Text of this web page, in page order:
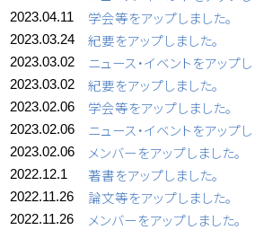
2023.04.11 学会等をアップしました。
2023.03.24 紀要をアップしました。
2023.03.02 ニュース・イベントをアップし
2023.03.02 紀要をアップしました。
2023.02.06 学会等をアップしました。
2023.02.06 ニュース・イベントをアップし
2023.02.06 メンバーをアップしました。
2022.12.1 著書をアップしました。
2022.11.26 論文等をアップしました。
2022.11.26 メンバーをアップしました。